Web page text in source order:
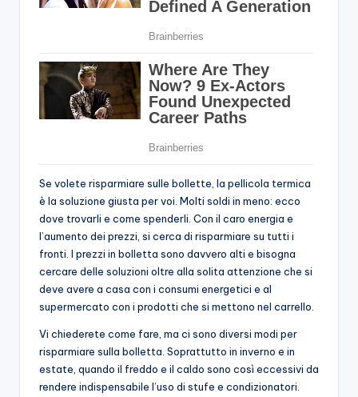
Se volete risparmiare sulle bollette, la pellicola termica
è la soluzione giusta per voi. Molti soldi in meno: ecco
dove trovarli e come spenderli. Con il caro energia e
l’aumento dei prezzi, si cerca di risparmiare su tutti i
fronti. I prezzi in bolletta sono davvero alti e bisogna
cercare delle soluzioni oltre alla solita attenzione che si
deve avere a casa con i consumi energetici e al
supermercato con i prodotti che si mettono nel carrello.
Vi chiederete come fare, ma ci sono diversi modi per
risparmiare sulla bolletta. Soprattutto in inverno e in
estate, quando il freddo e il caldo sono così eccessivi da
rendere indispensabile l’uso di stufe e condizionatori.